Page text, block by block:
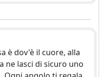
è dov'è il cuore, alla
ne lasci di sicuro uno